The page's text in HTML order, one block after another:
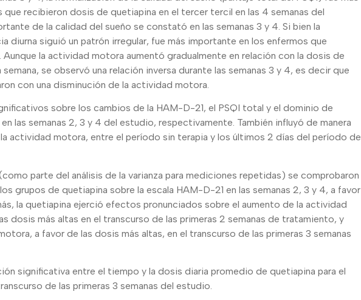
que recibieron dosis de quetiapina en el tercer tercil en las 4 semanas del
de la calidad del sueño se constató en las semanas 3 y 4. Si bien la
diurna siguió un patrón irregular, fue más importante en los enfermos que
Aunque la actividad motora aumentó gradualmente en relación con la dosis de
se observó una relación inversa durante las semanas 3 y 4, es decir que
con una disminución de la actividad motora.
sobre los cambios de la HAM-D-21, el PSQI total y el dominio de
las semanas 2, 3 y 4 del estudio, respectivamente. También influyó de manera
actividad motora, entre el período sin terapia y los últimos 2 días del período de
parte del análisis de la varianza para mediciones repetidas) se comprobaron
grupos de quetiapina sobre la escala HAM-D-21 en las semanas 2, 3 y 4, a favor
la quetiapina ejerció efectos pronunciados sobre el aumento de la actividad
dosis más altas en el transcurso de las primeras 2 semanas de tratamiento, y
a favor de las dosis más altas, en el transcurso de las primeras 3 semanas
significativa entre el tiempo y la dosis diaria promedio de quetiapina para el
de las primeras 3 semanas del estudio.